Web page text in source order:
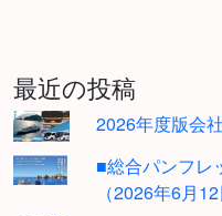
最近の投稿
2026年度版会
■総合パンフレ
（2026年6月